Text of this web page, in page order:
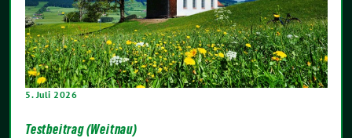
5. Juli 2026
Testbeitrag (Weitnau)